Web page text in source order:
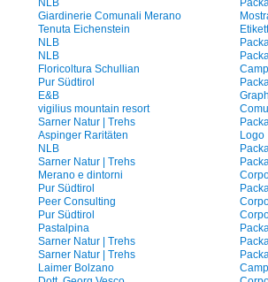
NLB
Giardinerie Comunali Merano
Tenuta Eichenstein
NLB
NLB
Floricoltura Schullian
Pur Südtirol
E&B
vigilius mountain resort
Sarner Natur | Trehs
Aspinger Raritäten
Logo
NLB
Sarner Natur | Trehs
Merano e dintorni
Pur Südtirol
Peer Consulting
Pur Südtirol
Pastalpina
Sarner Natur | Trehs
Sarner Natur | Trehs
Laimer Bolzano